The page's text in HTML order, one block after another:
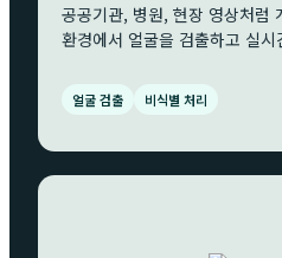
공공기관, 병원, 현장 영상처럼
환경에서 얼굴을 검출하고 실
얼굴 검출 비식별 처리